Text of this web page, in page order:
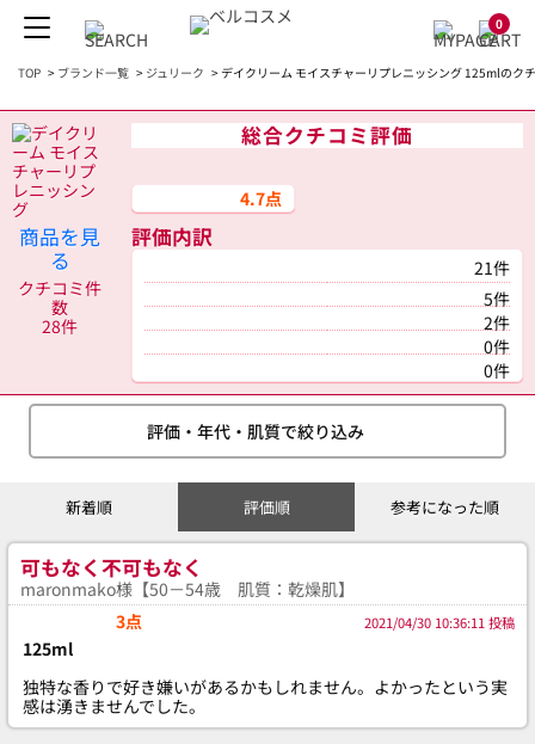
0
TOP > ブランド一覧 > ジュリーク >デイクリーム モイスチャーリプレニッシング 125mlのク
商品を見
る
クチコミ件
数
28件
総合クチコミ評価
4.7点
評価内訳
21件
5件
2件
0件
0件
評価・年代・肌質で絞り込み
新着順 評価順 参考になった順
可もなく不可もなく
maronmako様【50－54歳 肌質：乾燥肌】
3点
2021/04/30 10:36:11 投稿
125ml
独特な香りで好き嫌いがあるかもしれません。よかったという実
感は湧きませんでした。